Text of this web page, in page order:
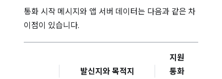
통화 시작 메시지와 앱 서버 데이터는 다음과 같은 차
이점이 있습니다.
발신지와 목적지
지원
통화